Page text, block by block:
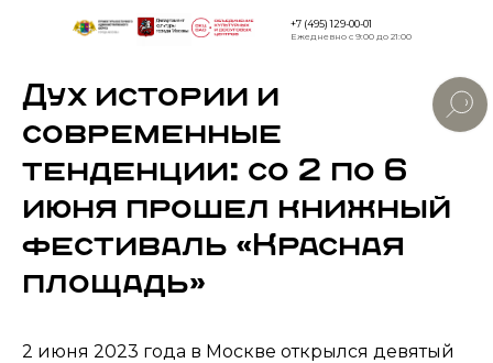
Версия
+7 (495) 129-00-01
Ежедневно с 9:00 до 21:00
Дух истории и
современные
тенденции: со 2 по 6
июня прошел книжный
фестиваль «Красная
площадь»
2 июня 2023 года в Москве открылся девятый